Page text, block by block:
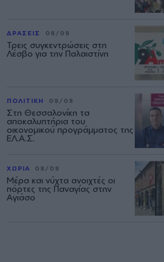
ΔΡΑΣΕΙΣ 08/08
Τρεις συγκεντρώσεις στη
Λέσβο για την Παλαιστίνη
ΠΟΛΙΤΙΚΗ 08/08
Στη Θεσσαλονίκη τα
αποκαλυπτήρια του
οικονομικού προγράμματος της
ΕΛ.Α.Σ.
ΧΩΡΙΑ 08/08
Μέρα και νύχτα ανοιχτές οι
πόρτες της Παναγίας στην
Αγιάσο